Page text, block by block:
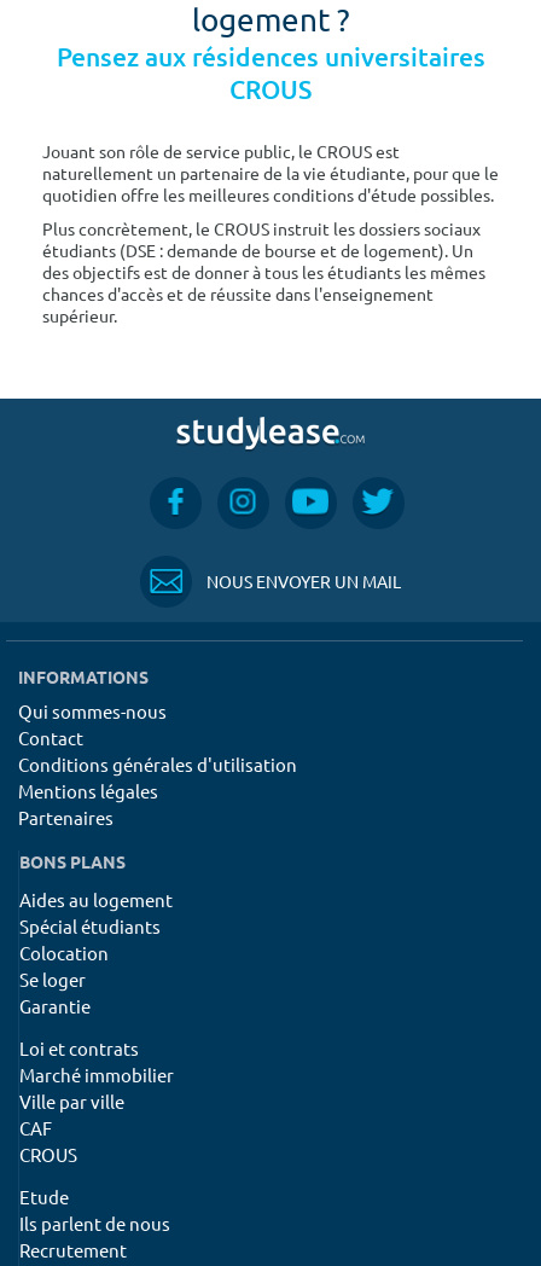
logement ?
Pensez aux résidences universitaires
CROUS
Jouant son rôle de service public, le CROUS est
naturellement un partenaire de la vie étudiante, pour que le
quotidien offre les meilleures conditions d'étude possibles.
Plus concrètement, le CROUS instruit les dossiers sociaux
étudiants (DSE : demande de bourse et de logement). Un
des objectifs est de donner à tous les étudiants les mêmes
chances d'accès et de réussite dans l'enseignement
supérieur.
NOUS ENVOYER UN MAIL
INFORMATIONS
Qui sommes-nous
Contact
Conditions générales d'utilisation
Mentions légales
Partenaires
BONS PLANS
Aides au logement
Spécial étudiants
Colocation
Se loger
Garantie
Loi et contrats
Marché immobilier
Ville par ville
CAF
CROUS
Etude
Ils parlent de nous
Recrutement